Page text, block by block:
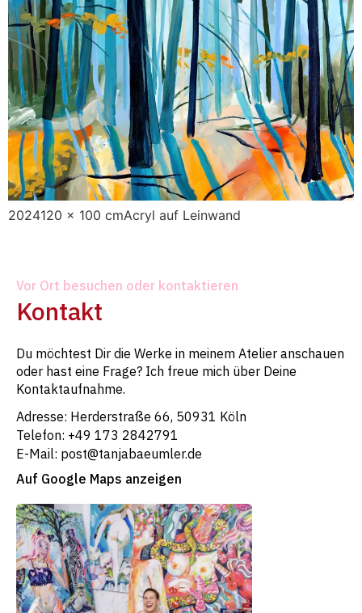
2024120 x 100 cmAcryl auf Leinwand
Vor Ort besuchen oder kontaktieren
Kontakt
Du möchtest Dir die Werke in meinem Atelier anschauen
oder hast eine Frage? Ich freue mich über Deine
Kontaktaufnahme.
Adresse: Herderstraße 66, 50931 Köln
Telefon: +49 173 2842791
E-Mail: post@tanjabaeumler.de
Auf Google Maps anzeigen